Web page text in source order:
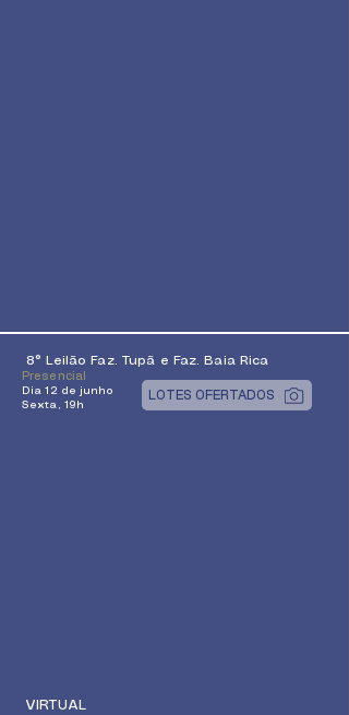
8° Leilão Faz. Tupã e Faz. Baia Rica
Presencial
Dia 12 de junho
Sexta, 19h
LOTES OFERTADOS
VIRTUAL